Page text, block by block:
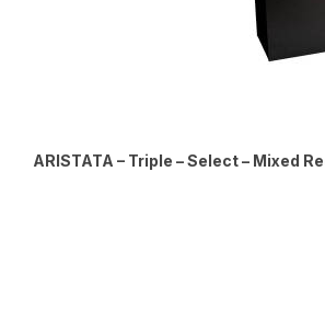
ARISTATA – Triple – Select – Mixed